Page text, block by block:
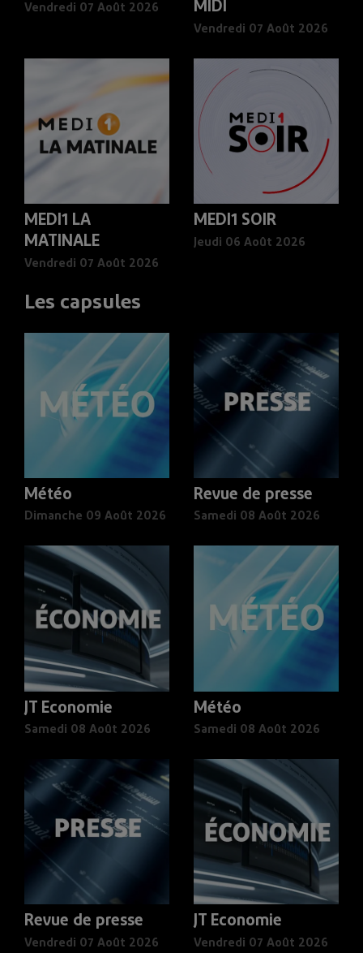
Vendredi 07 Août 2026 MIDI
Vendredi 07 Août 2026
MEDI1 LA
MATINALE
Vendredi 07 Août 2026
MEDI1 SOIR
Jeudi 06 Août 2026
Les capsules
Météo
Dimanche 09 Août 2026
Revue de presse
Samedi 08 Août 2026
JT Economie
Samedi 08 Août 2026
Météo
Samedi 08 Août 2026
Revue de presse
Vendredi 07 Août 2026
JT Economie
Vendredi 07 Août 2026